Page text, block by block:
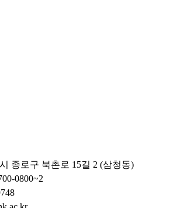
종로구 북촌로 15길 2 (삼청동)
0800~2